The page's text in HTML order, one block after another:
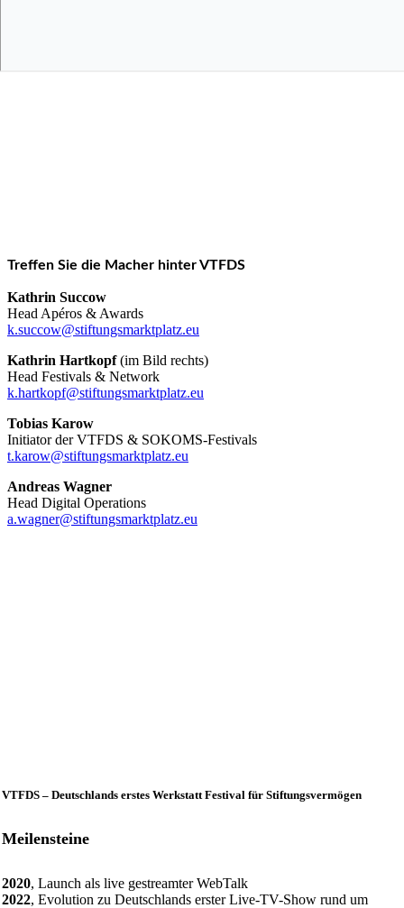
Treffen Sie die Macher hinter VTFDS
Kathrin Succow
Head Apéros & Awards
k.succow@stiftungsmarktplatz.eu
Kathrin Hartkopf(im Bild rechts)
Head Festivals & Network
k.hartkopf@stiftungsmarktplatz.eu
Tobias Karow
Initiator der VTFDS & SOKOMS-Festivals
t.karow@stiftungsmarktplatz.eu
Andreas Wagner
Head Digital Operations
a.wagner@stiftungsmarktplatz.eu
VTFDS – Deutschlands erstes Werkstatt Festival für Stiftungsvermögen
Meilensteine
2020, Launch als live gestreamter WebTalk
2022, Evolution zu Deutschlands erster Live-TV-Show rund um